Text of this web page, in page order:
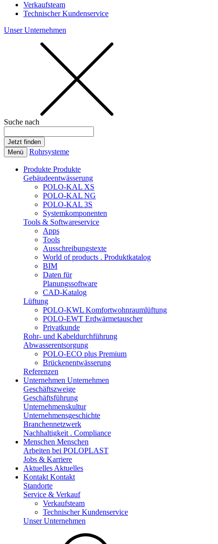
Verkaufsteam
Technischer Kundenservice
Unser Unternehmen
Suche nach
Menü Rohrsysteme
Produkte Produkte
Gebäudeentwässerung
POLO-KAL XS
POLO-KAL NG
POLO-KAL 3S
Systemkomponenten
Tools & Softwareservice
Apps
Tools
Ausschreibungstexte
World of products . Produktkatalog
BIM
Daten für
Planungssoftware
CAD-Katalog
Lüftung
POLO-KWL Komfortwohnraumlüftung
POLO-EWT Erdwärmetauscher
Privatkunde
Rohr- und Kabeldurchführung
Abwasserentsorgung
POLO-ECO plus Premium
Brückenentwässerung
Referenzen
Unternehmen Unternehmen
Geschäftszweige
Geschäftsführung
Unternehmenskultur
Unternehmensgeschichte
Branchennetzwerk
Nachhaltigkeit . Compliance
Menschen Menschen
Arbeiten bei POLOPLAST
Jobs & Karriere
Aktuelles Aktuelles
Kontakt Kontakt
Standorte
Service & Verkauf
Verkaufsteam
Technischer Kundenservice
Unser Unternehmen